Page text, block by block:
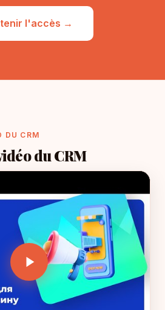
l'accès →
DU CRM
du CRM